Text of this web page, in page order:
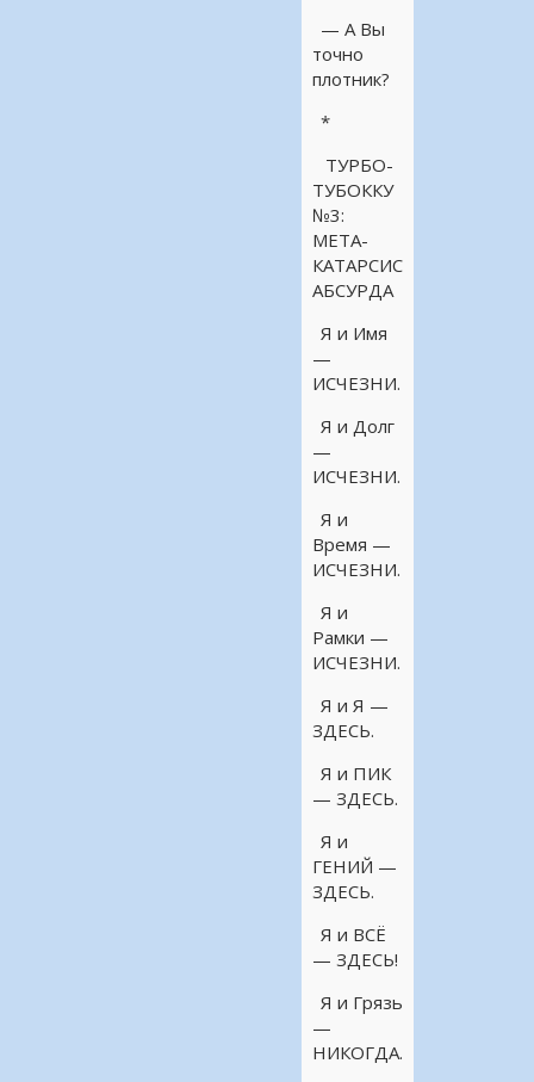
— А Вы
точно
плотник?
*
ТУРБО-
ТУБОККУ
№3:
МЕТА-
КАТАРСИС
АБСУРДА
Я и Имя
—
ИСЧЕЗНИ.
Я и Долг
—
ИСЧЕЗНИ.
Я и
Время —
ИСЧЕЗНИ.
Я и
Рамки —
ИСЧЕЗНИ.
Я и Я —
ЗДЕСЬ.
Я и ПИК
— ЗДЕСЬ.
Я и
ГЕНИЙ —
ЗДЕСЬ.
Я и ВСЁ
— ЗДЕСЬ!
Я и Грязь
—
НИКОГДА.